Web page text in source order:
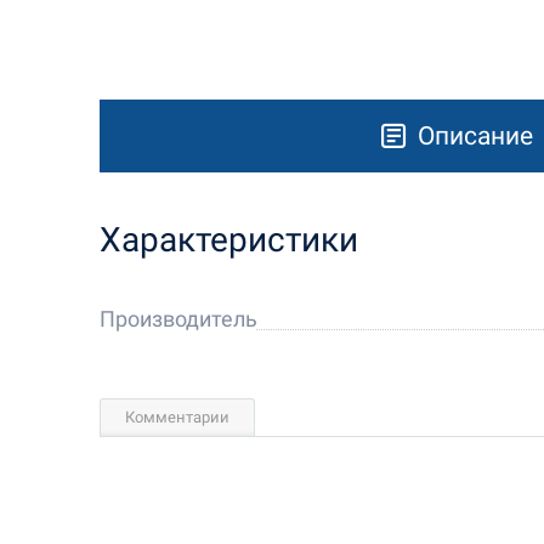
Описание
Характеристики
Производитель
Комментарии